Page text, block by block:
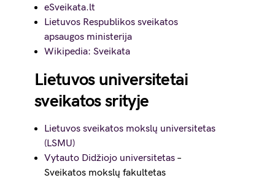
eSveikata.lt
Lietuvos Respublikos sveikatos
apsaugos ministerija
Wikipedia: Sveikata
Lietuvos universitetai
sveikatos srityje
Lietuvos sveikatos mokslų universitetas
(LSMU)
Vytauto Didžiojo universitetas –
Sveikatos mokslų fakultetas